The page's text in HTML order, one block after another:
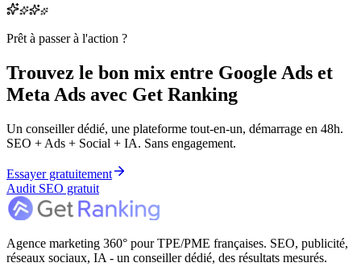
Prêt à passer à l'action ?
Trouvez le bon mix entre Google Ads et
Meta Ads avec Get Ranking
Un conseiller dédié, une plateforme tout-en-un, démarrage en 48h.
SEO + Ads + Social + IA. Sans engagement.
Essayer gratuitement
Audit SEO gratuit
Agence marketing 360° pour TPE/PME françaises. SEO, publicité,
réseaux sociaux, IA - un conseiller dédié, des résultats mesurés.